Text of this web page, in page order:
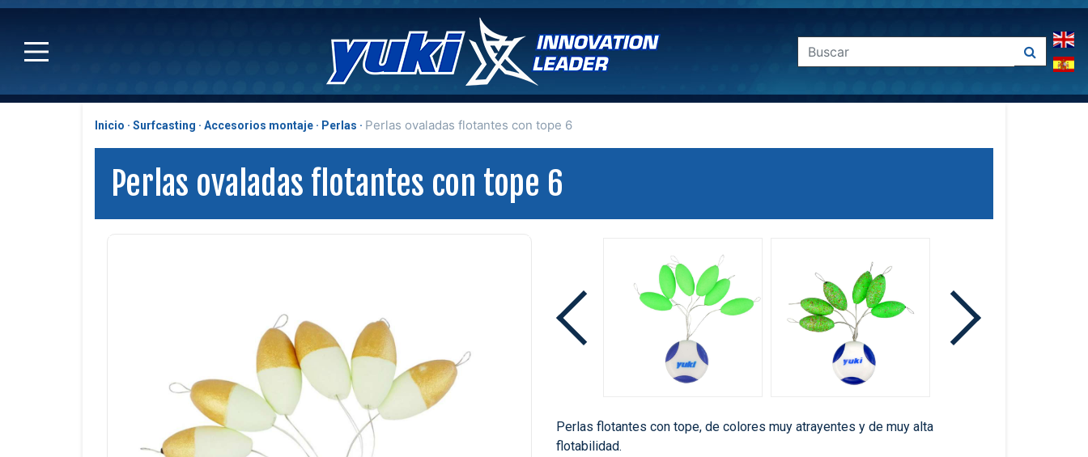
Inicio Surfcasting Accesorios montaje Perlas Perlas ovaladas flotantes con tope 6
Perlas ovaladas flotantes con tope 6
Perlas flotantes con tope, de colores muy atrayentes y de muy alta
flotabilidad.